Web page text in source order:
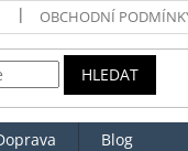
OBCHODNÍ
HLEDAT
Blog